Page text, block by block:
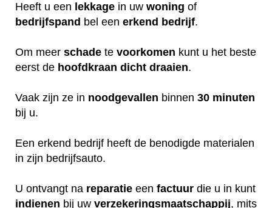
Heeft u een lekkage in uw woning of
bedrijfspand bel een erkend bedrijf.
Om meer schade te voorkomen kunt u het beste
eerst de hoofdkraan dicht draaien.
Vaak zijn ze in noodgevallen binnen 30 minuten
bij u.
Een erkend bedrijf heeft de benodigde materialen
in zijn bedrijfsauto.
U ontvangt na reparatie een factuur die u in kunt
indienen bij uw verzekeringsmaatschappij, mits